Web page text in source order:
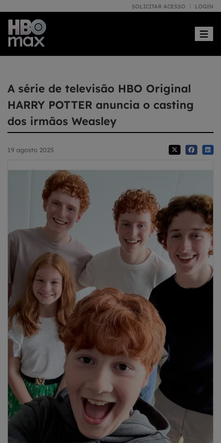
SOLICITAR ACESSO LOGIN
A série de televisão HBO Original
HARRY POTTER anuncia o casting
dos irmãos Weasley
19 agosto 2025